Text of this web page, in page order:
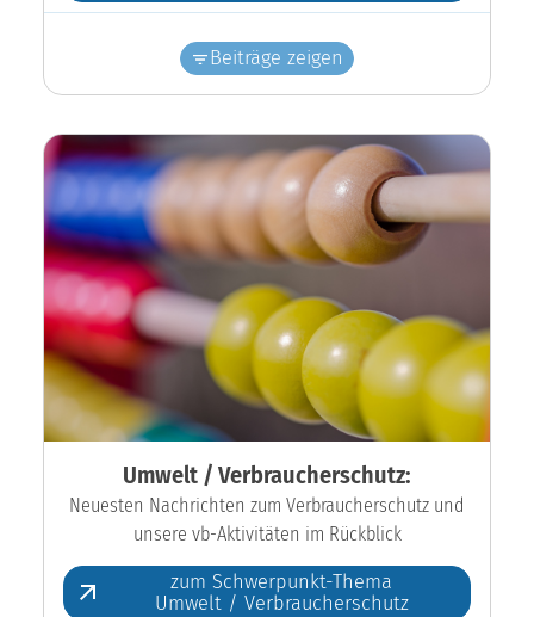
Beiträge zeigen
Umwelt / Verbraucherschutz:
Neuesten Nachrichten zum Verbraucherschutz und
unsere vb-Aktivitäten im Rückblick
zum Schwerpunkt-Thema
Umwelt / Verbraucherschutz